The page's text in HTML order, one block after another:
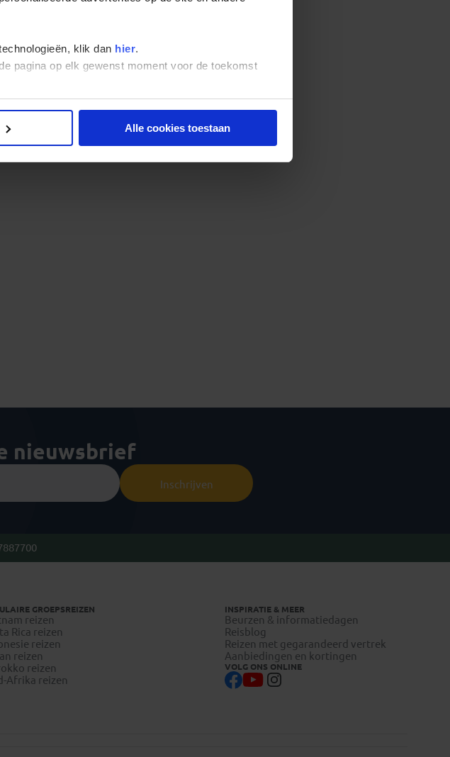
klik dan hier.
pagina op elk gewenst moment voor de toekomst
Alle cookies toestaan
nieuwsbrief
Inschrijven
GROEPSREIZEN
reizen
Rica reizen
reizen
reizen
reizen
Afrika reizen
INSPIRATIE & MEER
Beurzen & informatiedagen
Reisblog
Reizen met gegarandeerd vertrek
Aanbiedingen en kortingen
VOLG ONS ONLINE